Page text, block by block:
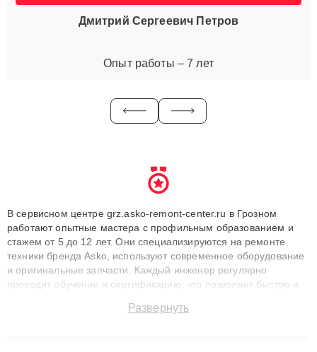
Дмитрий Сергеевич Петров
Опыт работы – 7 лет
В сервисном центре grz.asko-remont-center.ru в Грозном
работают опытные мастера с профильным образованием и
стажем от 5 до 12 лет. Они специализируются на ремонте
техники бренда Asko, используют современное оборудование
и оригинальные запчасти. Каждый инженер регулярно
проходит обучение и сертификацию, что позволяет быстро и
сохранением гарантии до 3 лет. Наши мастера решают
Развернуть